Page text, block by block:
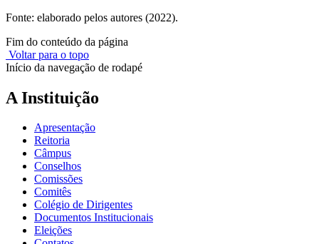
Fonte: elaborado pelos autores (2022).
Fim do conteúdo da página
Voltar para o topo
Início da navegação de rodapé
A Instituição
Apresentação
Reitoria
Câmpus
Conselhos
Comissões
Comitês
Colégio de Dirigentes
Documentos Institucionais
Eleições